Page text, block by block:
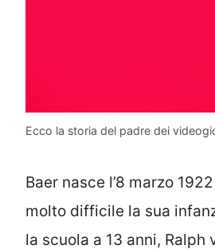
Ecco la storia del padre dei
Baer nasce l’8 marzo
molto difficile la sua
la scuola a 13 anni,